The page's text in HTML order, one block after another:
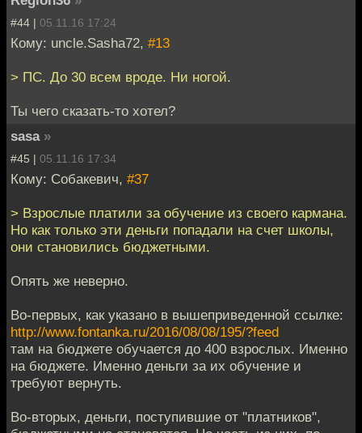
#44 | 05.11.16 17:24
Кому: uncle.Sasha72, #13
> ПС. До 30 всем вроде. Ни ногой.
Ты чего сказать-то хотел?
sasa »
#45 | 05.11.16 17:34
Кому: Собакевич, #37
> Взрослые платили за обучение из своего кармана.
Но как только эти деньги попадали на счет школы,
они становились бюджетными.
Опять же неверно.
Во-первых, как указано в вышеприведенной ссылке:
http://www.fontanka.ru/2016/08/08/195/?feed
там на бюджете обучается до 400 взрослых. Именно
на бюджете. Именно деньги за их обучение и
требуют вернуть.
Во-вторых, деньги, поступившие от "платников",